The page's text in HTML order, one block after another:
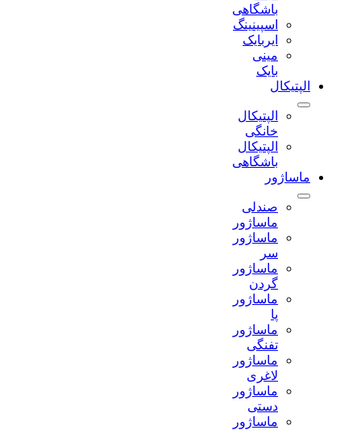
باشگاهی
اسپینینگ
ایربایک
مینی
الپتیکال
الپتیکال
خانگی
الپتیکال
باشگاهی
ماساژور
صندلی
ماساژور
ماساژور
ماساژور
ماساژور
ماساژور
تفنگی
ماساژور
لاغری
ماساژور
دستی
ماساژور